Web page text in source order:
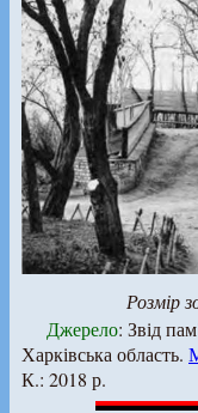
Розмір
Джерело: Звід
Харківська область.
К.: 2018 р.